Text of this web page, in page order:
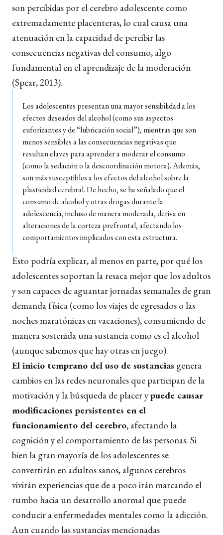
son percibidas por el cerebro adolescente como
extremadamente placenteras, lo cual causa una
atenuación en la capacidad de percibir las
consecuencias negativas del consumo, algo
fundamental en el aprendizaje de la moderación
(Spear, 2013).
Los adolescentes presentan una mayor sensibilidad a los
efectos deseados del alcohol (como sus aspectos
euforizantes y de “lubricación social”), mientras que son
menos sensibles a las consecuencias negativas que
resultan claves para aprender a moderar el consumo
(como la sedación o la descoordinación motora). Además,
son más susceptibles a los efectos del alcohol sobre la
plasticidad cerebral. De hecho, se ha señalado que el
consumo de alcohol y otras drogas durante la
adolescencia, incluso de manera moderada, deriva en
alteraciones de la corteza prefrontal, afectando los
comportamientos implicados con esta estructura.
Esto podría explicar, al menos en parte, por qué los
adolescentes soportan la resaca mejor que los adultos
y son capaces de aguantar jornadas semanales de gran
demanda física (como los viajes de egresados o las
noches maratónicas en vacaciones), consumiendo de
manera sostenida una sustancia como es el alcohol
(aunque sabemos que hay otras en juego).
El inicio temprano del uso de sustancias genera
cambios en las redes neuronales que participan de la
motivación y la búsqueda de placer ypuede causar
modificaciones persistentes en el
funcionamiento del cerebro, afectando la
cognición y el comportamiento de las personas. Si
bien la gran mayoría de los adolescentes se
convertirán en adultos sanos, algunos cerebros
vivirán experiencias que de a poco irán marcando el
rumbo hacia un desarrollo anormal que puede
conducir a enfermedades mentales como la adicción.
Aun cuando las sustancias mencionadas